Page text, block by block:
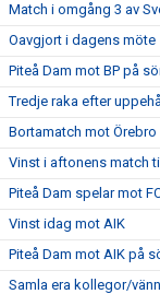
Match i omgång 3 av
Oavgjort i dagens möte
Piteå Dam mot BP på
Tredje raka efter
Bortamatch mot Örebro
Vinst i aftonens match
Piteå Dam spelar mot
Vinst idag mot AIK
Piteå Dam mot AIK på
Samla era kollegor/